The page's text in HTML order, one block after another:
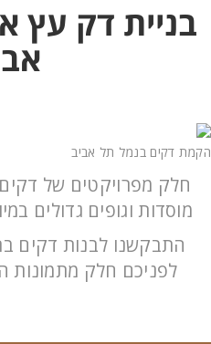
בניית דק עץ
הקמת דקים בנמל תל אביב
חלק מפרויקטים של
מוסדות וגופים גדולים
התבקשנו לבנות דקים
לפניכם חלק מתמונות